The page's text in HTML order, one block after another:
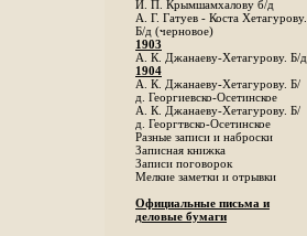
И. П. Крымшамхалову б/д
А. Г. Гатуев - Коста Хетагурову.
Б/д (черновое)
1903
А. К. Джанаеву-Хетагурову. Б/д
1904
А. К. Джанаеву-Хетагурову. Б/
д. Георгиевско-Осетинское
А. К. Джанаеву-Хетагурову. Б/
д. Георгтвско-Осетинское
Разные записи и наброски
Записная книжка
Записи поговорок
Мелкие заметки и отрывки
Официальные письма и
деловые бумаги